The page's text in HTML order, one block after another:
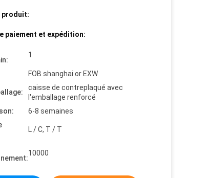
produit:
paiement et expédition:
1
FOB shanghai or EXW
caisse de contreplaqué avec
l'emballage renforcé
6-8 semaines
L / C, T / T
10000